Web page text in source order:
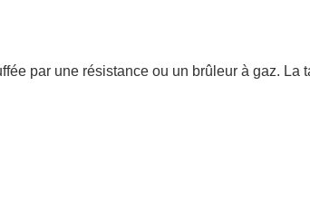
par une résistance ou un brûleur à gaz. La